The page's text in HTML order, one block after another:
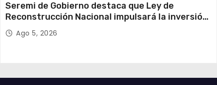
Seremi de Gobierno destaca que Ley de
Reconstrucción Nacional impulsará la inversión
y el empleo en Tarapacá
Ago 5, 2026